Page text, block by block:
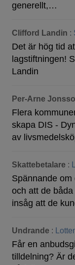
generellt,…
Clifford Landin :
Det är hög tid
lagstiftningen!
Landin
Per-Arne
Flera
skapa DIS -
av
Skattebetalare :
Spännande
och att de
insåg att de
Undrande :
Får en
tilldelning? Är